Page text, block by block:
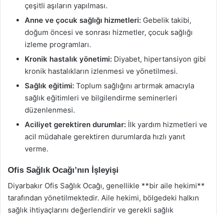
çeşitli aşıların yapılması.
Anne ve çocuk sağlığı hizmetleri: Gebelik takibi,
doğum öncesi ve sonrası hizmetler, çocuk sağlığı
izleme programları.
Kronik hastalık yönetimi: Diyabet, hipertansiyon gibi
kronik hastalıkların izlenmesi ve yönetilmesi.
Sağlık eğitimi: Toplum sağlığını artırmak amacıyla
sağlık eğitimleri ve bilgilendirme seminerleri
düzenlenmesi.
Aciliyet gerektiren durumlar: İlk yardım hizmetleri ve
acil müdahale gerektiren durumlarda hızlı yanıt
verme.
Ofis Sağlık Ocağı’nın İşleyişi
Diyarbakır Ofis Sağlık Ocağı, genellikle **bir aile hekimi**
tarafından yönetilmektedir. Aile hekimi, bölgedeki halkın
sağlık ihtiyaçlarını değerlendirir ve gerekli sağlık